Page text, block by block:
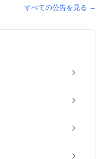
すべての公告を見る →